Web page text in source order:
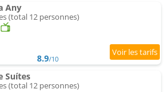
Any
(total 12 personnes)
8.9/10
Suítes
(total 12 personnes)